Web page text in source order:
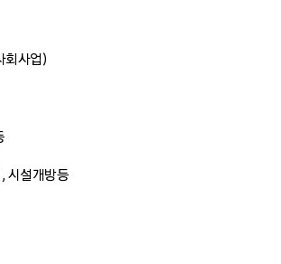
회사업)
시설개방등